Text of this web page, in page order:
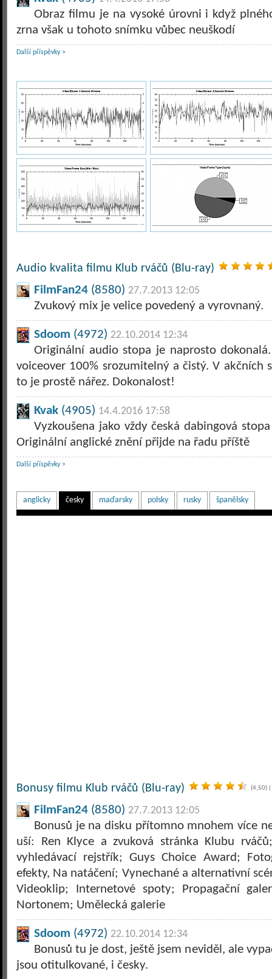
Obraz filmu je na vysoké úrovni i když
zrna však u tohoto snímku vůbec neuškodí
Další příspěvky >
Audio kvalita filmu Klub rváčů (Blu-ray)
FilmFan24 (8580) 27.7.2013 12:05
Zvukový mix je velice povedený a vyrovnaný.
Sdoom (4972) 22.10.2014 12:34
Originální audio stopa je naprosto
voiceover 100% srozumitelný a čistý. V akčních
to je prostě nářez. Dokonalost!
Kvak (4905) 14.4.2016 17:58
Vyzkoušena jako vždy česká dabingová
Originální anglické znění přijde na řadu příště
Další příspěvky >
anglicky česky maďarsky polsky rusky španělsky
Bonusy filmu Klub rváčů (Blu-ray) (4,50)
FilmFan24 (8580) 27.7.2013 12:05
Bonusů je na disku přítomno mnohem více
uší: Ren Klyce a zvuková stránka Klubu
vyhledávací rejstřík; Guys Choice Award;
efekty, Na natáčení; Vynechané a alternativní
Videoklip; Internetové spoty; Propagační
Nortonem; Umělecká galerie
Sdoom (4972) 22.10.2014 12:34
Bonusů tu je dost, ještě jsem neviděl, ale
jsou otitulkované, i česky.